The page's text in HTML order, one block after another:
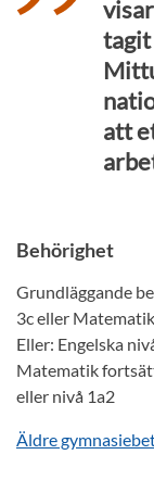
tagit
att
Behörighet
Grundläggande
3c eller
Eller: Engelska
Matematik
eller nivå 1a2
Äldre